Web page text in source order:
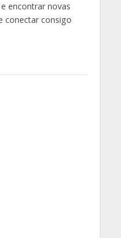
encontrar novas
conectar consigo